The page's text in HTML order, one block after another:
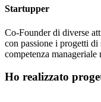
Startupper
Co-Founder di diverse
con passione i progetti di
competenza
Ho realizzato